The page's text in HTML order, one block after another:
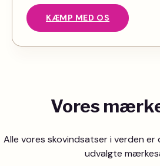
KÆMP MED OS
Vores
Alle vores skovindsatser i verden
udvalgte